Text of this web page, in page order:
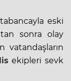
eski
sonra olay
vatandaşların
ekipleri sevk